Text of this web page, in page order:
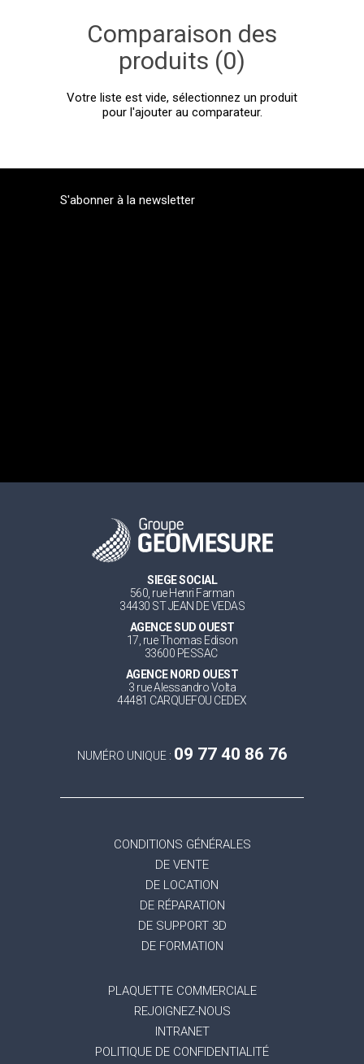
Comparaison des
produits (0)
Votre liste est vide, sélectionnez un produit
pour l'ajouter au comparateur.
S'abonner à la newsletter
SIEGE SOCIAL
560, rue Henri Farman
34430 ST JEAN DE VEDAS
AGENCE SUD OUEST
17, rue Thomas Edison
33600 PESSAC
AGENCE NORD OUEST
3 rue Alessandro Volta
44481 CARQUEFOU CEDEX
NUMÉRO UNIQUE : 09 77 40 86 76
CONDITIONS GÉNÉRALES
DE VENTE
DE LOCATION
DE RÉPARATION
DE SUPPORT 3D
DE FORMATION
PLAQUETTE COMMERCIALE
REJOIGNEZ-NOUS
INTRANET
POLITIQUE DE CONFIDENTIALITÉ